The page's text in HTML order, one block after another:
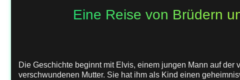
Eine Reise von Brüdern
Die Geschichte beginnt mit Elvis, einem jungen Mann auf der
verschwundenen Mutter. Sie hat ihm als Kind einen